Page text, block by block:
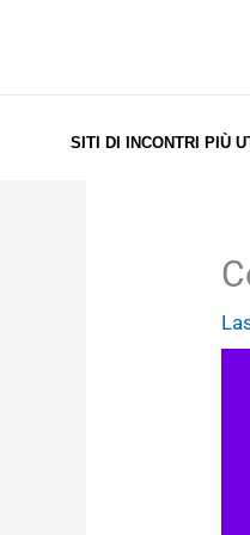
contenuto
SITI DI INCONTRI PIÙ